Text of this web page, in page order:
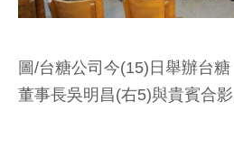
圖/台糖公司今(15)日舉辦台
董事長吳明昌(右5)與貴賓合影